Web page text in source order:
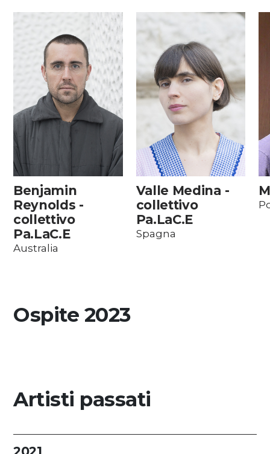
Benjamin
Reynolds -
collettivo
Pa.LaC.E
Australia
Valle Medina -
collettivo
Pa.LaC.E
Spagna
Ospite 2023
Artisti passati